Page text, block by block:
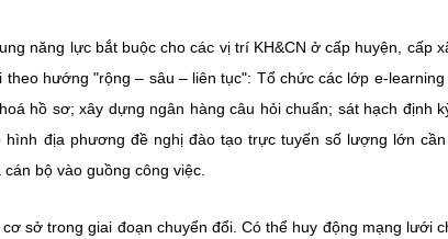
năng lực bắt buộc cho các vị trí KH&CN ở cấp huyện, cấp
hướng "rộng – sâu – liên tục": Tổ chức các lớp e-learning
hồ sơ; xây dựng ngân hàng câu hỏi chuẩn; sát hạch định
địa phương đề nghị đào tạo trực tuyến số lượng lớn
bộ vào guồng công việc.
sở trong giai đoạn chuyển đổi. Có thể huy động mạng lưới